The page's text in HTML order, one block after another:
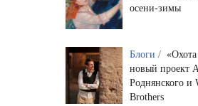
осени-зимы
Блоги /
новый проект
Роднянского и
Brothers